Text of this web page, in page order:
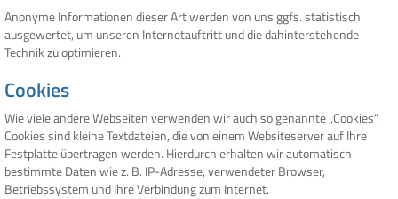
Anonyme Informationen dieser Art werden von uns ggfs. statistisch
ausgewertet, um unseren Internetauftritt und die dahinterstehende
Technik zu optimieren.
Cookies
Wie viele andere Webseiten verwenden wir auch so genannte „Cookies“.
Cookies sind kleine Textdateien, die von einem Websiteserver auf Ihre
Festplatte übertragen werden. Hierdurch erhalten wir automatisch
bestimmte Daten wie z. B. IP-Adresse, verwendeter Browser,
Betriebssystem und Ihre Verbindung zum Internet.